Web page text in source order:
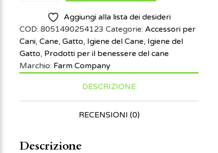
Aggiungi alla lista dei desideri
COD: 8051490254123 Categorie: Accessori per
Cani, Cane, Gatto, Igiene del Cane, Igiene del
Gatto, Prodotti per il benessere del cane
Marchio: Farm Company
DESCRIZIONE
RECENSIONI (0)
Descrizione